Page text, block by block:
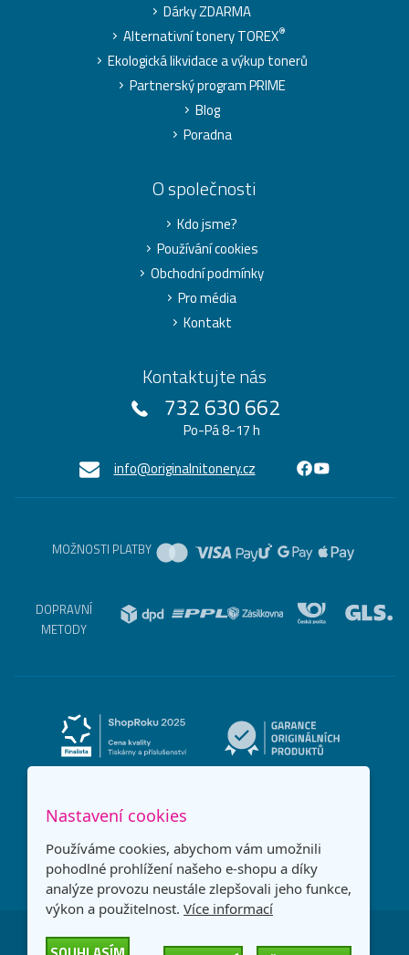
Dárky ZDARMA
Alternativní tonery TOREX®
Ekologická likvidace a výkup tonerů
Partnerský program PRIME
Blog
Poradna
O společnosti
Kdo jsme?
Používání cookies
Obchodní podmínky
Pro média
Kontakt
Kontaktujte nás
732 630 662
Po-Pá 8-17 h
info@originalnitonery.cz
MOŽNOSTI PLATBY
DOPRAVNÍ
METODY
Česká republika Slovensko
Nastavení cookies
Používáme cookies, abychom vám umožnili
pohodlné prohlížení našeho e-shopu a díky
analýze provozu neustále zlepšovali jeho funkce,
výkon a použitelnost. Více informací